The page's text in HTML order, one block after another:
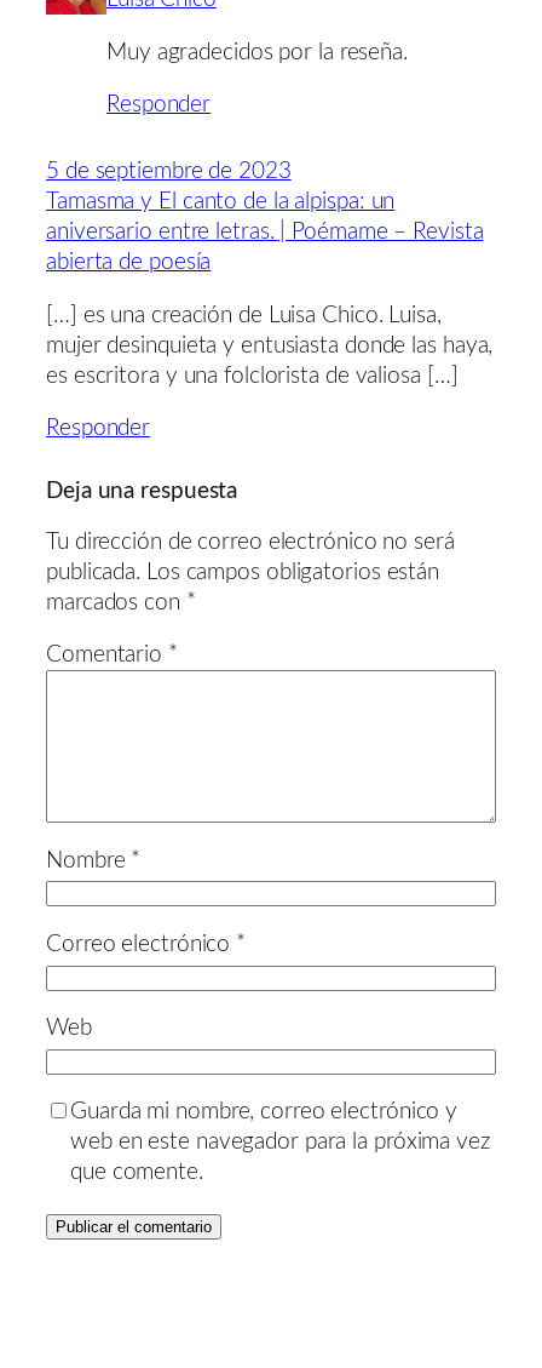
Muy agradecidos por la reseña.
Responder
5 de septiembre de 2023
Tamasma y El canto de la alpispa: un
aniversario entre letras. | Poémame – Revista
abierta de poesía
[…] es una creación de Luisa Chico. Luisa,
mujer desinquieta y entusiasta donde las haya,
es escritora y una folclorista de valiosa […]
Responder
Deja una respuesta
Tu dirección de correo electrónico no será
publicada.
Los campos obligatorios están
marcados con *
Comentario *
Nombre *
Correo electrónico *
Web
Guarda mi nombre, correo electrónico y
web en este navegador para la próxima vez
que comente.